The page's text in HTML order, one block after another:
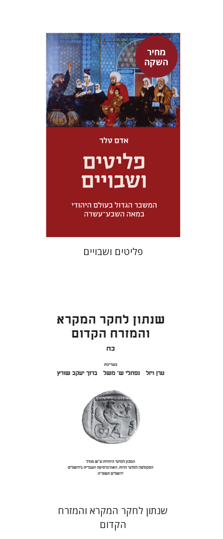
מחיר
השקה
אדם טלר
דורון מגן
מחיר השקה
$46
$32
פליטים ושבויים
ערן ויזל נפתלי ש' משל
ברוך
$46
$41
שנתון לחקר המקרא והמזרח
הקדום